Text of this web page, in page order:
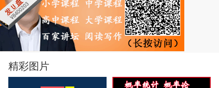
精彩图片